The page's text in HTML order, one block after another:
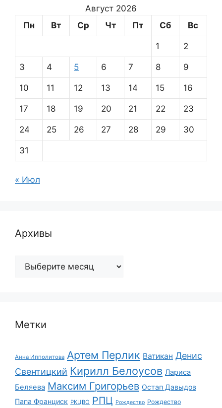
Август 2026
Пн
Вт Ср Чт Пт Сб Вс
1 2
3 4 5 6 7 8 9
10 11 12 13 14 15 16
17 18 19 20 21 22 23
24 25 26 27 28 29 30
31
« Июл
Архивы
Архивы
Метки
Анна Ипполитова Артем Перлик Ватикан Денис
Свентицкий Кирилл Белоусов Лариса
Беляева Максим Григорьев Остап Давыдов
Папа Франциск РКЦВО РПЦ Рождество Рождество